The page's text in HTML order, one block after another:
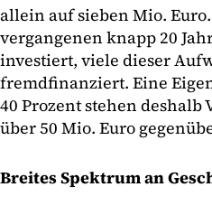
allein auf sieben Mio.
vergangenen knapp 20
investiert, viele dieser
fremdfinanziert. Eine
40 Prozent stehen
über 50 Mio. Euro
Breites Spektrum an